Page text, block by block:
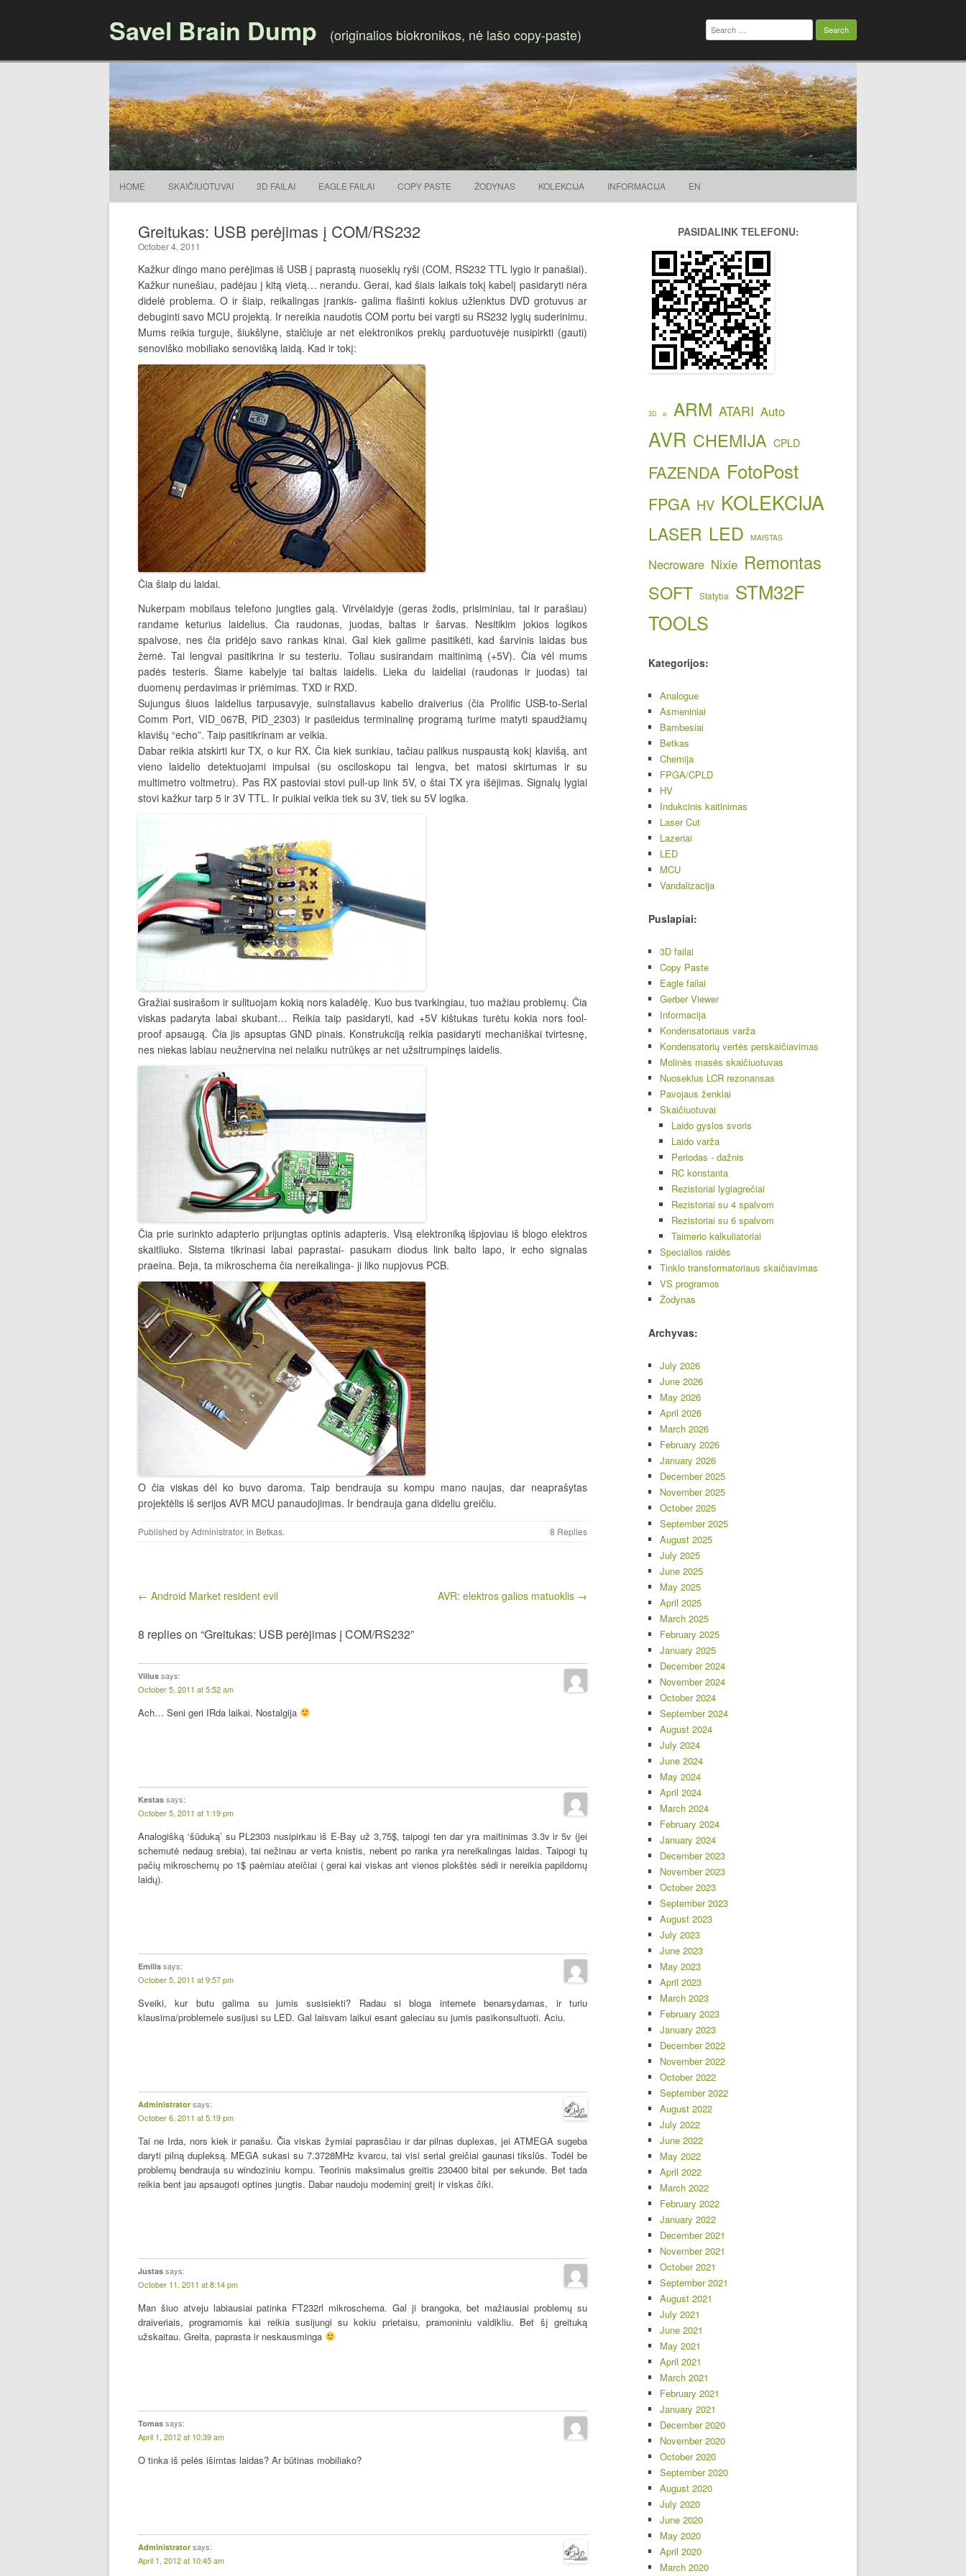
Savel Brain Dump (originalios biokronikos, nė lašo copy-paste)
Search
for:
HOME SKAIČIUOTUVAI 3D FAILAI EAGLE FAILAI COPY PASTE ŽODYNAS KOLEKCIJA INFORMACIJA EN
Greitukas: USB perėjimas į COM/RS232
October 4, 2011
Kažkur dingo mano perėjimas iš USB į paprastą nuoseklų ryši (COM, RS232 TTL lygio ir panašiai).
Kažkur nunešiau, padėjau į kitą vietą… nerandu. Gerai, kad šiais laikais tokį kabelį pasidaryti nėra
didelė problema. O ir šiaip, reikalingas įrankis- galima flašinti kokius užlenktus DVD grotuvus ar
debuginti savo MCU projektą. Ir nereikia naudotis COM portu bei vargti su RS232 lygių suderinimu.
Mums reikia turguje, šiukšlyne, stalčiuje ar net elektronikos prekių parduotuvėje nusipirkti (gauti)
senoviško mobiliako senovišką laidą. Kad ir tokį:
Čia šiaip du laidai.
Nukerpam mobilaus telefono jungties galą. Virvėlaidyje (geras žodis, prisiminiau, tai ir parašiau)
randame keturius laidelius. Čia raudonas, juodas, baltas ir šarvas. Nesitikim jokios logikos
spalvose, nes čia pridėjo savo rankas kinai. Gal kiek galime pasitikėti, kad šarvinis laidas bus
žemė. Tai lengvai pasitikrina ir su testeriu. Toliau susirandam maitinimą (+5V). Čia vėl mums
padės testeris. Šiame kabelyje tai baltas laidelis. Lieka du laideliai (raudonas ir juodas) tai
duomenų perdavimas ir priėmimas. TXD ir RXD.
Sujungus šiuos laidelius tarpusavyje, suinstaliavus kabelio draiverius (čia Prolific USB-to-Serial
Comm Port, VID_067B, PID_2303) ir pasileidus terminalinę programą turime matyti spaudžiamų
klavišų “echo”. Taip pasitikrinam ar veikia.
Dabar reikia atskirti kur TX, o kur RX. Čia kiek sunkiau, tačiau palikus nuspaustą kokį klavišą, ant
vieno laidelio detektuojami impulsai (su osciloskopu tai lengva, bet matosi skirtumas ir su
multimetro voltmetru). Pas RX pastoviai stovi pull-up link 5V, o štai TX yra išėjimas. Signalų lygiai
stovi kažkur tarp 5 ir 3V TTL. Ir puikiai veikia tiek su 3V, tiek su 5V logika.
Gražiai susirašom ir sulituojam kokią nors kaladėlę. Kuo bus tvarkingiau, tuo mažiau problemų. Čia
viskas padaryta labai skubant… Reikia taip pasidaryti, kad +5V kištukas turėtu kokia nors fool-
proof apsaugą. Čia jis apsuptas GND pinais. Konstrukciją reikia pasidaryti mechaniškai tvirtesnę,
nes niekas labiau neužnervina nei nelaiku nutrūkęs ar net užsitrumpinęs laidelis.
Čia prie surinkto adapterio prijungtas optinis adapteris. Visą elektroniką išpjoviau iš blogo elektros
skaitliuko. Sistema tikrinasi labai paprastai- pasukam diodus link balto lapo, ir echo signalas
praeina. Beja, ta mikroschema čia nereikalinga- ji liko nupjovus PCB.
O čia viskas dėl ko buvo daroma. Taip bendrauja su kompu mano naujas, dar neaprašytas
projektėlis iš serijos AVR MCU panaudojimas. Ir bendrauja gana dideliu greičiu.
Published byAdministrator, in Betkas. 8 Replies
Post navigation
← Android Market resident evil AVR: elektros galios matuoklis →
8 replies on “Greitukas: USB perėjimas į COM/RS232”
Vilius says:
October 5, 2011 at 5:52 am
Ach… Seni geri IRda laikai. Nostalgija
Kestas says:
October 5, 2011 at 1:19 pm
Analogišką ‘šūduką’ su PL2303 nusipirkau iš E-Bay už 3,75$, taipogi ten dar yra maitinimas 3.3v ir 5v (jei
schemutė nedaug srebia), tai nežinau ar verta knistis, nebent po ranka yra nereikalingas laidas. Taipogi tų
pačių mikroschemų po 1$ paėmiau ateičiai ( gerai kai viskas ant vienos plokštės sėdi ir nereikia papildomų
laidų).
Emilis says:
October 5, 2011 at 9:57 pm
Sveiki, kur butu galima su jumis susisiekti? Radau si bloga internete benarsydamas, ir turiu
klausima/problemele susijusi su LED. Gal laisvam laikui esant galeciau su jumis pasikonsultuoti. Aciu.
Administrator says:
October 6, 2011 at 5:19 pm
Tai ne Irda, nors kiek ir panašu. Čia viskas žymiai paprasčiau ir dar pilnas duplexas, jei ATMEGA sugeba
daryti pilną dupleksą. MEGA sukasi su 7.3728MHz kvarcu, tai visi serial greičiai gaunasi tikslūs. Todėl be
problemų bendrauja su windoziniu kompu. Teorinis maksimalus greitis 230400 bitai per sekunde. Bet tada
reikia bent jau apsaugoti optines jungtis. Dabar naudoju modeminį greitį ir viskas čiki.
Justas says:
October 11, 2011 at 8:14 pm
Man šiuo atveju labiausiai patinka FT232rl mikroschema. Gal ji brangoka, bet mažiausiai problemų su
draiveriais, programomis kai reikia susijungi su kokiu prietaisu, pramoniniu valdikliu. Bet šį greituką
užskaitau. Greita, paprasta ir neskausminga
Tomas says:
April 1, 2012 at 10:39 am
O tinka iš pelės išimtas laidas? Ar būtinas mobiliako?
Administrator says:
April 1, 2012 at 10:45 am
PASIDALINK TELEFONU:
3D AI ARM ATARI Auto
AVR CHEMIJA CPLD
FAZENDA FotoPost
FPGA HV KOLEKCIJA
LASER LED MAISTAS
Necroware Nixie Remontas
SOFT Statyba
STM32F
TOOLS
Kategorijos:
Analogue
Asmeniniai
Bambesiai
Betkas
Chemija
FPGA/CPLD
HV
Indukcinis kaitinimas
Laser Cut
Lazeriai
LED
MCU
Vandalizacija
Puslapiai:
3D failai
Copy Paste
Eagle failai
Gerber Viewer
Informacija
Kondensatoriaus varža
Kondensatorių vertės perskaičiavimas
Molinės masės skaičiuotuvas
Nuoseklus LCR rezonansas
Pavojaus ženklai
Skaičiuotuvai
Laido gyslos svoris
Laido varža
Periodas - dažnis
RC konstanta
Rezistoriai lygiagrečiai
Rezistoriai su 4 spalvom
Rezistoriai su 6 spalvom
Taimerio kalkuliatoriai
Specialios raidės
Tinklo transformatoriaus skaičiavimas
VS programos
Žodynas
Archyvas:
July 2026
June 2026
May 2026
April 2026
March 2026
February 2026
January 2026
December 2025
November 2025
October 2025
September 2025
August 2025
July 2025
June 2025
May 2025
April 2025
March 2025
February 2025
January 2025
December 2024
November 2024
October 2024
September 2024
August 2024
July 2024
June 2024
May 2024
April 2024
March 2024
February 2024
January 2024
December 2023
November 2023
October 2023
September 2023
August 2023
July 2023
June 2023
May 2023
April 2023
March 2023
February 2023
January 2023
December 2022
November 2022
October 2022
September 2022
August 2022
July 2022
June 2022
May 2022
April 2022
March 2022
February 2022
January 2022
December 2021
November 2021
October 2021
September 2021
August 2021
July 2021
June 2021
May 2021
April 2021
March 2021
February 2021
January 2021
December 2020
November 2020
October 2020
September 2020
August 2020
July 2020
June 2020
May 2020
April 2020
March 2020